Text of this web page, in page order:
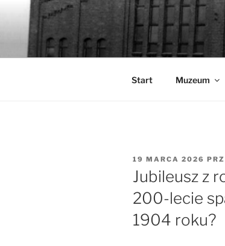
Przejdź
Muzeum Hutnictwa
Start Muzeum
OPUBLIKOWANE
W
19 MARCA 2026
Jubileusz z
200-lecie
1904 roku?